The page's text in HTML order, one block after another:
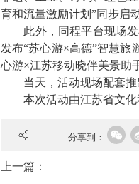
育和流量激励计划”同步启
此外，同程平台现场发
发布“苏心游×高德”智慧旅
心游×江苏移动晓伴美景助
当天，活动现场配套推出
本次活动由江苏省文化
分享到：
上一篇：